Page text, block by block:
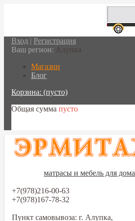
Вход | Регистрация
Ваш регион: Алупка
Магазин
Блог
Корзина: (пусто)
Общая сумма пусто
матрасы и мебель для дома
+7(978)216-00-63
+7(978)167-78-32
Пункт самовывоза: г. Алупка,